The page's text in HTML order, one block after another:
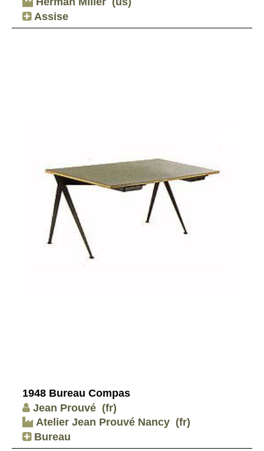
Assise
1948 Bureau Compas
Jean Prouvé (fr)
Atelier Jean Prouvé Nancy (fr)
Bureau